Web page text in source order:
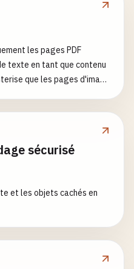
les pages PDF
texte en tant que contenu
que les pages d'image
sécurisé
et les objets cachés en